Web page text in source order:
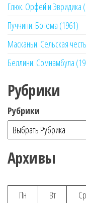
Глюк. Орфей и Эвридика
Пуччини. Богема (1961)
Масканьи. Сельская
Беллини. Сомнамбула
Рубрики
Рубрики
Архивы
Пн
Вт Ср